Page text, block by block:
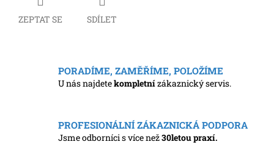
ZEPTAT SE SDÍLET
PORADÍME, ZAMĚŘÍME, POLOŽÍME
U nás najdetekompletnízákaznický servis.
PROFESIONÁLNÍ ZÁKAZNICKÁ PODPORA
Jsme odborníci s více než30letou praxí.